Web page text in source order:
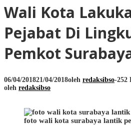
Wali Kota
Pejabat Di
Pemkot
06/04/201821/04/2018oleh redaksibso-252
oleh redaksibso
foto wali kota surabaya lantik